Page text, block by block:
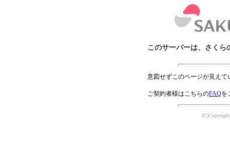
このサーバーは、さくら
意図せずこのページが見え
ご契約者様はこちらのFAQを